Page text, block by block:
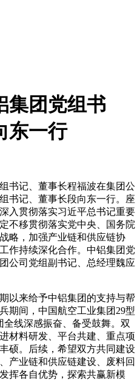
集团党组书
东一行
书记、董事长程福波在集团公
书记、董事长段向东一行。座
入贯彻落实习近平总书记重要
不移贯彻落实党中央、国务院
略，加强产业链和供应链协
作持续深化合作。中铝集团党
公司党组副书记、总经理魏应
以来给予中铝集团的支持与帮
期间，中国航空工业集团29型
全线深感振奋、备受鼓舞。双
材料研发、平台共建、重点项
硕。后续，希望双方共同建设
产业链和供应链建设、废料回
挥各自优势，探索共赢新模